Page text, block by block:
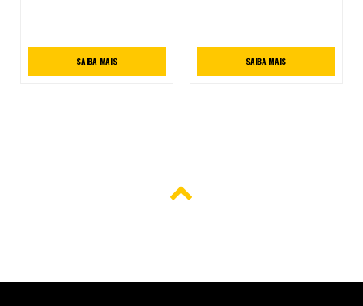
SAIBA MAIS SAIBA MAIS